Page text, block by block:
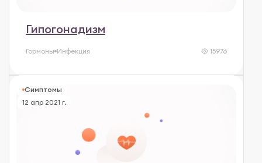
Гипогонадизм
Гормоны Инфекция 15976
Симптомы
12 апр 2021 г.